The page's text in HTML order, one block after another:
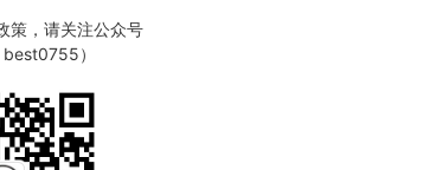
策，请关注公众号
）